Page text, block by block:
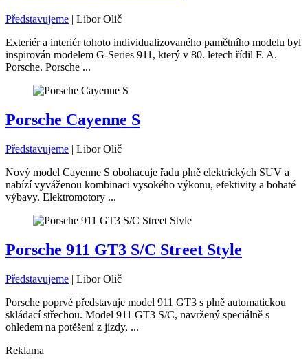
Představujeme | Libor Olič
Exteriér a interiér tohoto individualizovaného pamětního modelu byl
inspirován modelem G-Series 911, který v 80. letech řídil F. A.
Porsche. Porsche ...
Porsche Cayenne S
Představujeme | Libor Olič
Nový model Cayenne S obohacuje řadu plně elektrických SUV a
nabízí vyváženou kombinaci vysokého výkonu, efektivity a bohaté
výbavy. Elektromotory ...
Porsche 911 GT3 S/C Street Style
Představujeme | Libor Olič
Porsche poprvé představuje model 911 GT3 s plně automatickou
skládací střechou. Model 911 GT3 S/C, navržený speciálně s
ohledem na potěšení z jízdy, ...
Reklama